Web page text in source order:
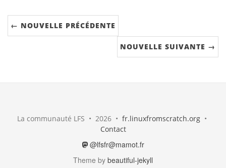
← NOUVELLE PRÉCÉDENTE
NOUVELLE SUIVANTE →
La communauté LFS • 2026 • fr.linuxfromscratch.org •
Contact
@lfsfr@mamot.fr
Theme by beautiful-jekyll